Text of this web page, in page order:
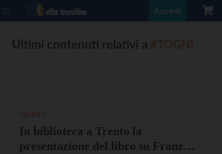
Accedi
Ultimi contenuti relativi a
In biblioteca a Trento la
presentazione del libro su Franz